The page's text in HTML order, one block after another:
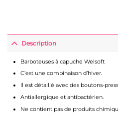
Description
Barboteuses à capuche Welsoft
C’est une combinaison d’hiver.
Il est détaillé avec des boutons-
Antiallergique et antibactérien.
Ne contient pas de produits